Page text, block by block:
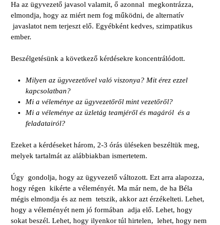
Ha az ügyvezető javasol valamit, ő azonnal megkontrázza,
elmondja, hogy az miért nem fog működni, de alternatív
javaslatot nem terjeszt elő. Egyébként kedves, szimpatikus
ember.
Beszélgetésünk a következő kérdésekre koncentrálódott.
Milyen az ügyvezetővel való viszonya? Mit érez ezzel
kapcsolatban?
Mi a véleménye az ügyvezetőről mint vezetőről?
Mi a véleménye az üzletág teamjéről és magáról és a
feladatairól?
Ezeket a kérdéseket három, 2-3 órás üléseken beszéltük meg,
melyek tartalmát az alábbiakban ismertetem.
Úgy gondolja, hogy az ügyvezető változott. Ezt arra alapozza,
hogy régen kikérte a véleményét. Ma már nem, de ha Béla
mégis elmondja és az nem tetszik, akkor azt érzékelteti. Lehet,
hogy a véleményét nem jó formában adja elő. Lehet, hogy
sokat beszél. Lehet, hogy ilyenkor túl hirtelen, lehet, hogy nem